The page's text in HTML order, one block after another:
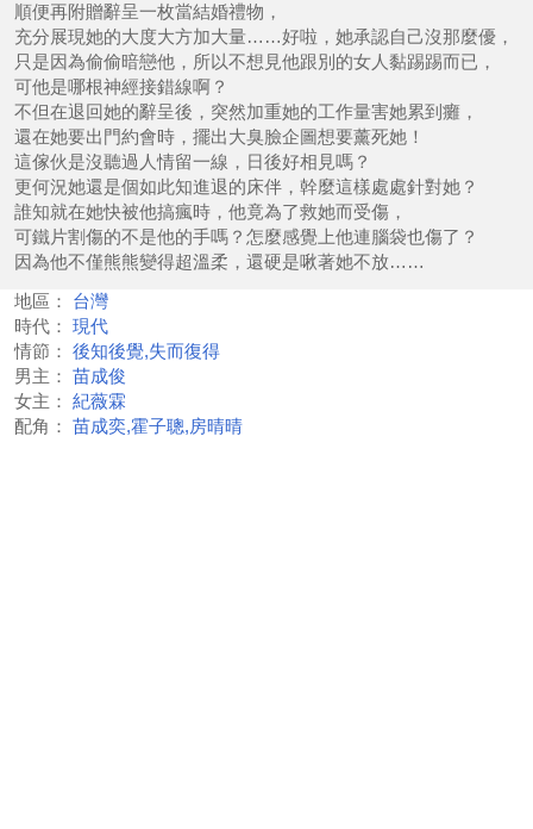
順便再附贈辭呈一枚當結婚禮物，
充分展現她的大度大方加大量……好啦，她承認自己沒那麼優，
只是因為偷偷暗戀他，所以不想見他跟別的女人黏踢踢而已，
可他是哪根神經接錯線啊？
不但在退回她的辭呈後，突然加重她的工作量害她累到癱，
還在她要出門約會時，擺出大臭臉企圖想要薰死她！
這傢伙是沒聽過人情留一線，日後好相見嗎？
更何況她還是個如此知進退的床伴，幹麼這樣處處針對她？
誰知就在她快被他搞瘋時，他竟為了救她而受傷，
可鐵片割傷的不是他的手嗎？怎麼感覺上他連腦袋也傷了？
因為他不僅熊熊變得超溫柔，還硬是啾著她不放……
地區：
台灣
時代：
現代
情節：
後知後覺,失而復得
男主：
苗成俊
女主：
紀薇霖
配角：
苗成奕,霍子聰,房晴晴